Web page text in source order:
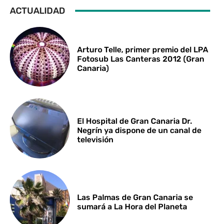
ACTUALIDAD
Arturo Telle, primer premio del LPA
Fotosub Las Canteras 2012 (Gran
Canaria)
El Hospital de Gran Canaria Dr.
Negrín ya dispone de un canal de
televisión
Las Palmas de Gran Canaria se
sumará a La Hora del Planeta